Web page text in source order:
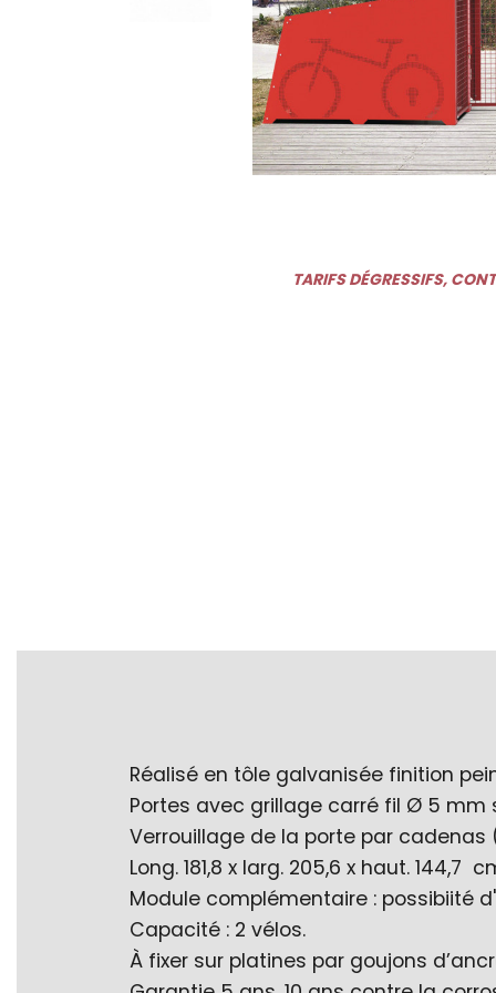
TARIFS DÉGRESSIFS,
Réalisé en tôle galvanisée finition
Portes avec grillage carré fil Ø 5
Verrouillage de la porte par cadenas
Long. 181,8 x larg. 205,6 x haut. 144,7
Module complémentaire : possibiité
Capacité : 2 vélos.
À fixer sur platines par goujons